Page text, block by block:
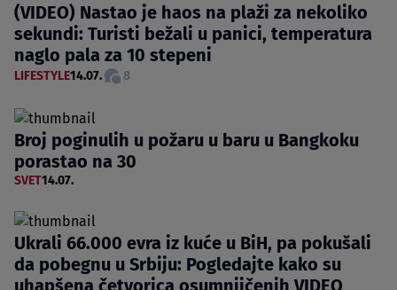
(VIDEO) Nastao je haos na plaži za nekoliko
sekundi: Turisti bežali u panici, temperatura
naglo pala za 10 stepeni
LIFESTYLE14.07. 8
Broj poginulih u požaru u baru u Bangkoku
porastao na 30
SVET14.07.
Ukrali 66.000 evra iz kuće u BiH, pa pokušali
da pobegnu u Srbiju: Pogledajte kako su
uhapšena četvorica osumnjičenih VIDEO